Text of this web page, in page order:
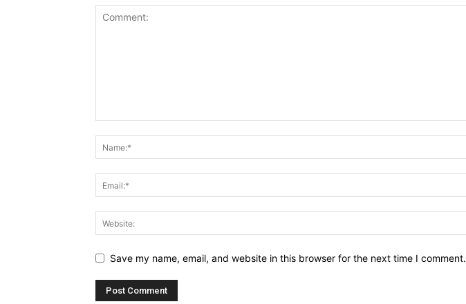
Save my name, email, and website in this browser for the next time I comment.